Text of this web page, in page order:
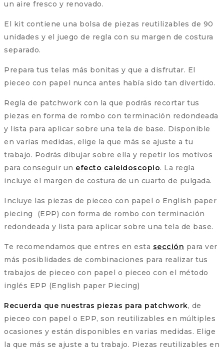
un aire fresco y renovado.
El kit contiene una bolsa de piezas reutilizables de 90
unidades y el juego de regla con su margen de costura
separado.
Prepara tus telas más bonitas y que a disfrutar. El
pieceo con papel nunca antes había sido tan divertido.
Regla de patchwork con la que podrás recortar tus
piezas en forma de rombo con terminación redondeada
y lista para aplicar sobre una tela de base. Disponible
en varias medidas, elige la que más se ajuste a tu
trabajo. Podrás dibujar sobre ella y repetir los motivos
para conseguir un efecto caleidoscopio. La regla
incluye el margen de costura de un cuarto de pulgada.
Incluye las piezas de pieceo con papel o English paper
piecing (EPP) con forma de rombo con terminación
redondeada y lista para aplicar sobre una tela de base.
Te recomendamos que entres en esta sección para ver
más posiblidades de combinaciones para realizar tus
trabajos de pieceo con papel o pieceo con el método
inglés EPP (English paper Piecing)
Recuerda que nuestras piezas para patchwork, de
pieceo con papel o EPP, son reutilizables en múltiples
ocasiones y están disponibles en varias medidas. Elige
la que más se ajuste a tu trabajo. Piezas reutilizables en